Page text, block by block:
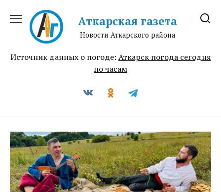
содержанию
Аткарская газета
Новости Аткарского района
Источник данных о погоде: Аткарск погода сегодня
по часам